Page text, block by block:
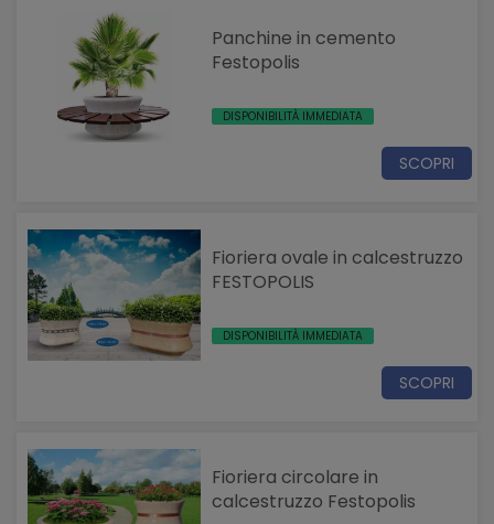
Panchine in cemento
Festopolis
DISPONIBILITÀ IMMEDIATA
SCOPRI
Fioriera ovale in calcestruzzo
FESTOPOLIS
DISPONIBILITÀ IMMEDIATA
SCOPRI
Fioriera circolare in
calcestruzzo Festopolis